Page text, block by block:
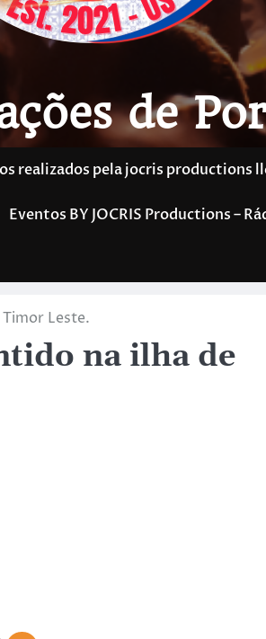
de
realizados pela jocris productions
Eventos BY JOCRIS Productions –
Leste.
na ilha de